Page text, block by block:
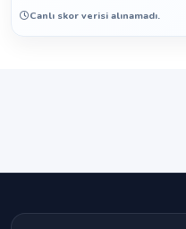
Canlı skor verisi alınamadı.